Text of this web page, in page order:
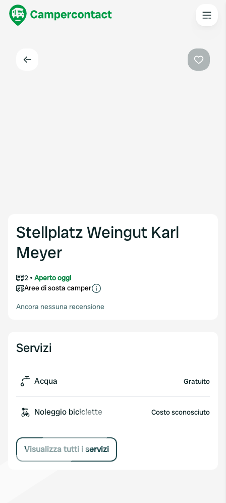
Stellplatz Weingut Karl
Meyer
2
Aperto oggi
Aree di sosta camper
Ancora nessuna recensione
Servizi
Acqua Gratuito
Noleggio biciclette Costo sconosciuto
Visualizza tutti i servizi